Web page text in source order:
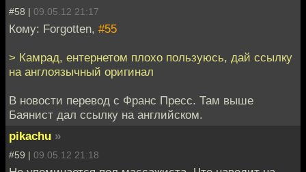
#58 | 09.05.12 21:17
Кому: Forgotten, #55
> Камрад, ентернетом плохо пользуюсь, дай ссылку
на англоязычный оригинал
В новости перевод с Франс Пресс. Там выше
Баянист дал ссылку на английском.
pikachu »
#59 | 09.05.12 21:18